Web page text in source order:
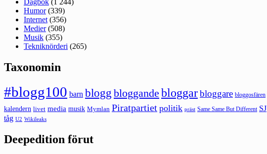
Dagbok (1 244)
Humor(339)
Internet (356)
Medier(508)
Musik (355)
Tekniknörderi (265)
Taxonomin
#blogg100 barn blogg bloggande bloggarbloggare bloggosfären
kalendern livet media musik Mymlan Piratpartiet politik präst Same Same But Different SJ
tåg U2 Wikileaks
Deepedition förut